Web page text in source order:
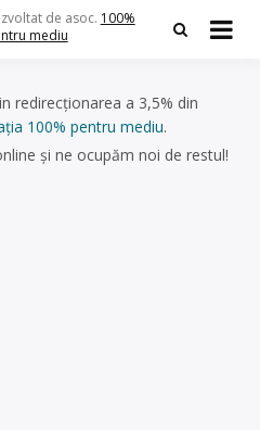
de asoc. 100%
mediu
redirecționarea a 3,5% din
100% pentru mediu.
și ne ocupăm noi de restul!